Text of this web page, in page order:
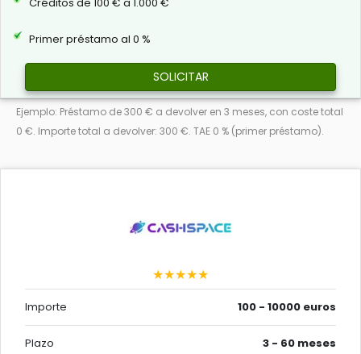
Primer préstamo al 0 %
SOLICITAR
Ejemplo: Préstamo de 300 € a devolver en 3 meses, con coste total
0 €. Importe total a devolver: 300 €. TAE 0 % (primer préstamo).
★★★★★
Importe 100 - 10000 euros
Plazo 3 - 60 meses